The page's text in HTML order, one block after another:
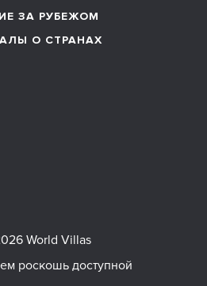
ЗА РУБЕЖОМ
О СТРАНАХ
World Villas
роскошь доступной